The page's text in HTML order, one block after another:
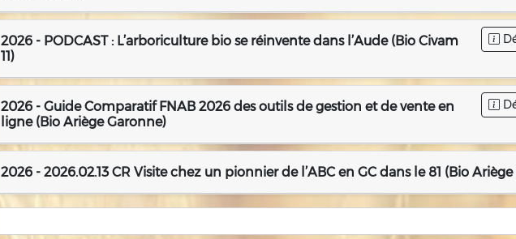
2026 - PODCAST : L’arboriculture bio se réinvente dans l’Aude (Bio Civam
11)
2026 - Guide Comparatif FNAB 2026 des outils de gestion et de vente en
ligne (Bio Ariège Garonne)
2026 - 2026.02.13 CR Visite chez un pionnier de l’ABC en GC dans le 81 (Bio